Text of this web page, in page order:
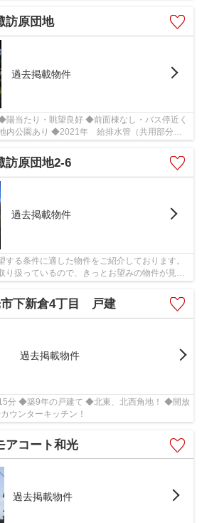
訪原団地
過去掲載物件
当たり・眺望良好 ◆前面棟なし・バス停近く
公園あり ◆2021年 給排水管（共用部分）
訪原団地2-6
過去掲載物件
する条件に適した物件をご紹介しております。
り扱っているので、きっとお望みの物件が見つ
下新倉4丁目 戸建
過去掲載物件
分 ◆築9年の戸建て ◆北東、北西角地！ ◆開放
ウンターキッチン！
アコート和光
過去掲載物件